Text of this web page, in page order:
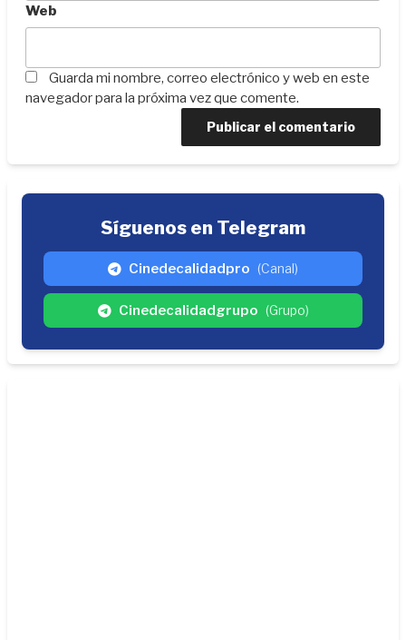
Web
Guarda mi nombre, correo electrónico y web en este
navegador para la próxima vez que comente.
Síguenos en Telegram
Cinedecalidadpro (Canal)
Cinedecalidadgrupo (Grupo)